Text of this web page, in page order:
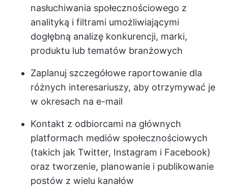
nasłuchiwania społecznościowego z
analityką i filtrami umożliwiającymi
dogłębną analizę konkurencji, marki,
produktu lub tematów branżowych
Zaplanuj szczegółowe raportowanie dla
różnych interesariuszy, aby otrzymywać je
w okresach na e-mail
Kontakt z odbiorcami na głównych
platformach mediów społecznościowych
(takich jak Twitter, Instagram i Facebook)
oraz tworzenie, planowanie i publikowanie
postów z wielu kanałów